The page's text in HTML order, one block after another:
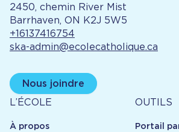
2450, chemin River Mist
Barrhaven, ON K2J 5W5
+16137416754
ska-admin@ecolecatholique.ca
Nous joindre
À
propos
L’ÉCOLE
À propos
Outils
OUTILS
Portail